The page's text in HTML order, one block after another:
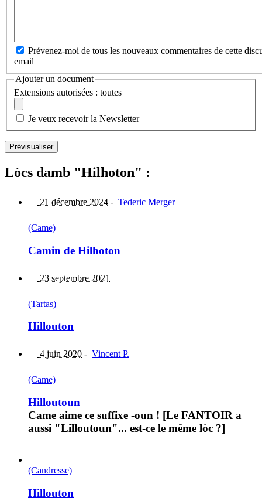
Prévenez-moi de tous les nouveaux commentaires de cette
email
Ajouter un document
Extensions autorisées : toutes
Je veux recevoir la Newsletter
Lòcs damb "Hilhoton" :
21 décembre 2024 - Tederic Merger
(Came)
Camin de Hilhoton
23 septembre 2021
(Tartas)
Hillouton
4 juin 2020 - Vincent P.
(Came)
Hilloutoun
Came aime ce suffixe -oun ! [Le FANTOIR a
aussi "Lilloutoun"... est-ce le même lòc ?]
(Candresse)
Hillouton